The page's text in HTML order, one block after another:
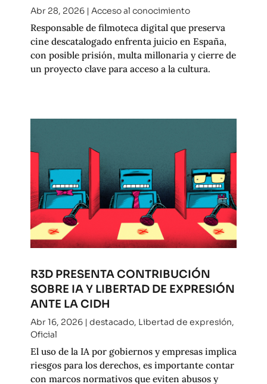
Abr 28, 2026| Acceso al conocimiento
Responsable de filmoteca digital que preserva
cine descatalogado enfrenta juicio en España,
con posible prisión, multa millonaria y cierre de
un proyecto clave para acceso a la cultura.
R3D PRESENTA CONTRIBUCIÓN
SOBRE IA Y LIBERTAD DE EXPRESIÓN
ANTE LA CIDH
Abr 16, 2026| destacado, Libertad de expresión,
Oficial
El uso de la IA por gobiernos y empresas implica
riesgos para los derechos, es importante contar
con marcos normativos que eviten abusos y